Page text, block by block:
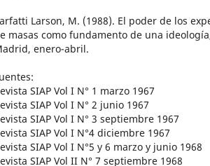
Larson, M. (1988). El poder de los
masas como fundamento de una
enero-abril.
SIAP Vol I N° 1 marzo 1967
SIAP Vol I N° 2 junio 1967
SIAP Vol I N° 3 septiembre 1967
SIAP Vol I N°4 diciembre 1967
SIAP Vol I N°5 y 6 marzo y junio 1968
SIAP Vol II N° 7 septiembre 1968